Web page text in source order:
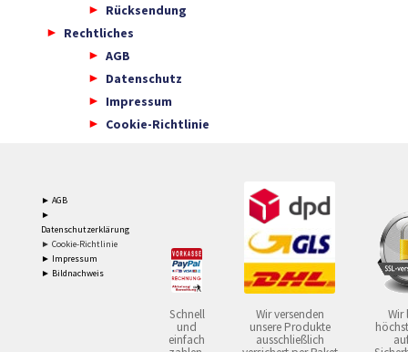
Rücksendung
Rechtliches
AGB
Datenschutz
Impressum
Cookie-Richtlinie
► AGB
►
Datenschutzerklärung
► Cookie-Richtlinie
► Impressum
► Bildnachweis
Schnell
und
einfach
Wir versenden
unsere Produkte
ausschließlich
Wir